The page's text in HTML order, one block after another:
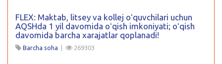
FLEX: Maktab, litsey va kollej oʻquvchilari uchun
AQSHda 1 yil davomida oʻqish imkoniyati; oʻqish
davomida barcha xarajatlar qoplanadi!
Barcha soha | 269303